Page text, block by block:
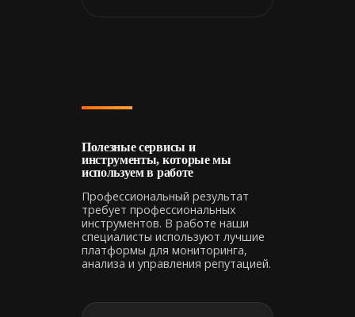
Полезные сервисы и
инструменты, которые мы
используем в работе
Профессиональный результат
требует профессиональных
инструментов. В работе наши
специалисты используют лучшие
платформы для мониторинга,
анализа и управления репутацией.